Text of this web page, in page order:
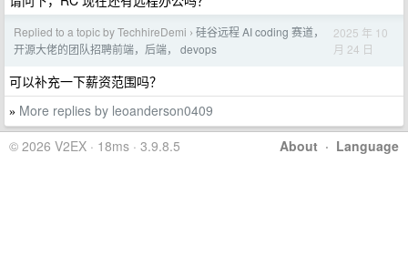
Replied to a topic by TechhireDemi › 硅谷远程 AI coding 赛道，
开源大佬的团队招聘前端，后端， devops
2025 年 10
月 24 日
可以补充一下薪资范围吗？
» More replies by leoanderson0409
About · Language
© 2026 V2EX · 18ms · 3.9.8.5